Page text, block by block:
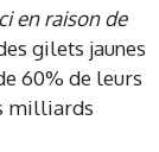
en raison de
gilets jaunes
60% de leurs
milliards